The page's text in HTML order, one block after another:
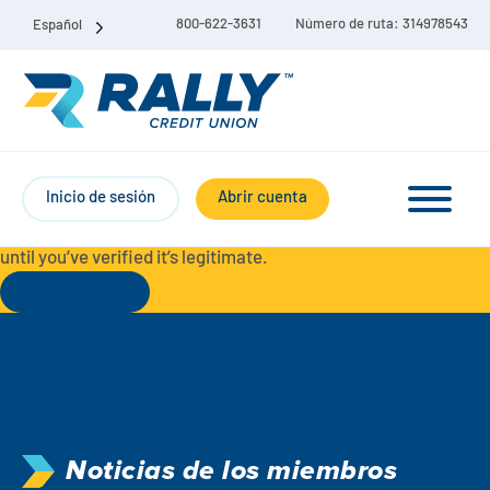
Español 800-622-3631 Número de ruta: 314978543
Inicio de sesión Abrir cuenta
Cuenta corriente Liberty
Ahorro
contact Rally Credit Union using our official phone numbers. If
you receive a letter, email, text message, or other
until you’ve verified it’s legitimate.
Noticias de los miembros